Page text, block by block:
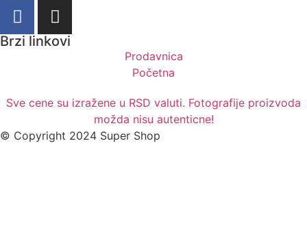
Brzi linkovi
Prodavnica
Početna
Sve cene su izražene u RSD valuti. Fotografije proizvoda
možda nisu autenticne!
© Copyright 2024 Super Shop